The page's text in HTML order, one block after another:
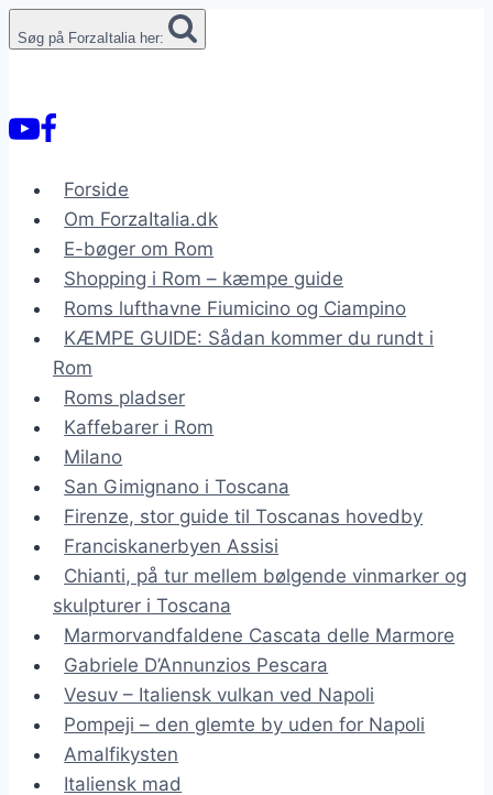
til
Søg på ForzaItalia her:
Forside
Om ForzaItalia.dk
E-bøger om Rom
Shopping i Rom – kæmpe guide
Roms lufthavne Fiumicino og Ciampino
KÆMPE GUIDE: Sådan kommer du rundt i
Rom
Roms pladser
Kaffebarer i Rom
Milano
San Gimignano i Toscana
Firenze, stor guide til Toscanas hovedby
Franciskanerbyen Assisi
Chianti, på tur mellem bølgende vinmarker og
skulpturer i Toscana
Marmorvandfaldene Cascata delle Marmore
Gabriele D’Annunzios Pescara
Vesuv – Italiensk vulkan ved Napoli
Pompeji – den glemte by uden for Napoli
Amalfikysten
Italiensk mad